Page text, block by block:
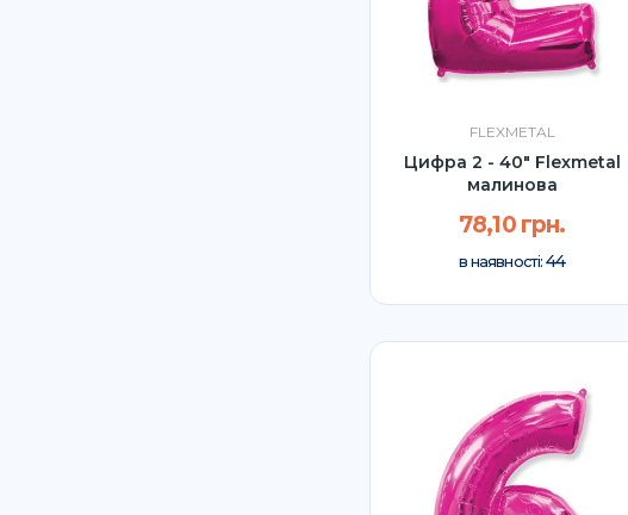
FLEXMETAL
Цифра 2 - 40" Flexmetal
малинова
78,10 грн.
в наявності: 44